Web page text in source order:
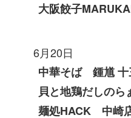
大阪餃子
6月20日
中華そば 鍾馗 十
貝と地鶏だしの
麺処HACK 中崎